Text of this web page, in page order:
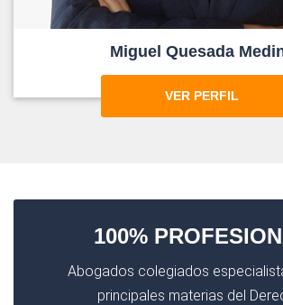
Miguel Quesada
VER PERFIL
100%
Abogados colegiados
principales materias del